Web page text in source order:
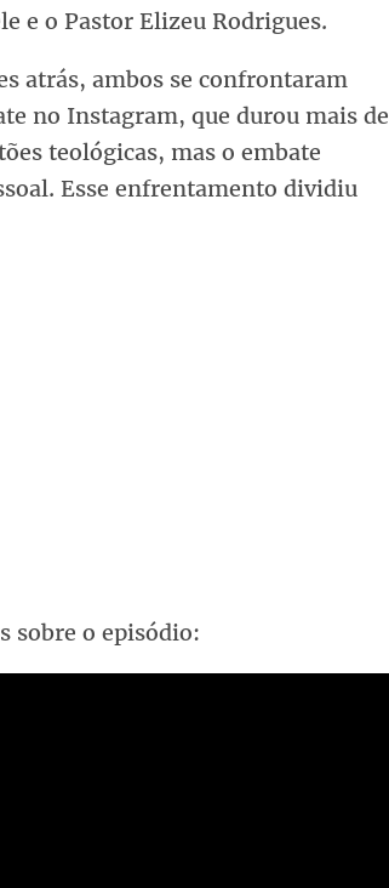
e o Pastor Elizeu Rodrigues.
atrás, ambos se confrontaram
no Instagram, que durou mais de
teológicas, mas o embate
Esse enfrentamento dividiu
sobre o episódio: